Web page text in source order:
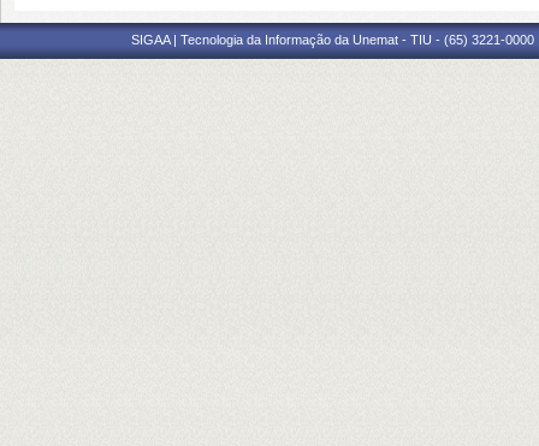
SIGAA | Tecnologia da Informação da Unemat - TIU - (65) 3221-